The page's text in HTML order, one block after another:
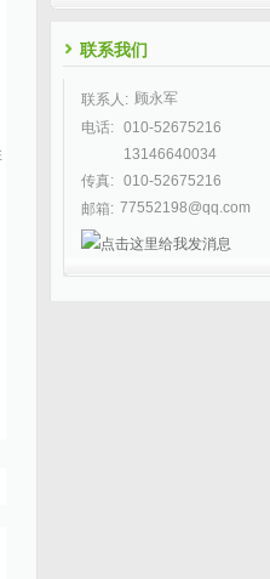
联系我们
联系人: 顾永军
电话:
010-52675216
13146640034
传真:
010-52675216
邮箱: 77552198@qq.com